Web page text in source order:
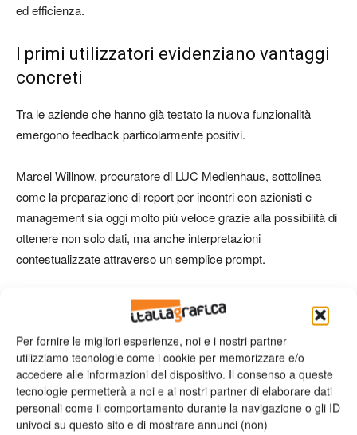
Per fornire le migliori esperienze, noi e i nostri partner
utilizziamo tecnologie come i cookie per memorizzare e/o
accedere alle informazioni del dispositivo. Il consenso a queste
tecnologie permetterà a noi e ai nostri partner di elaborare dati
personali come il comportamento durante la navigazione o gli ID
univoci su questo sito e di mostrare annunci (non)
ed efficienza.
I primi utilizzatori evidenziano vantaggi
concreti
Tra le aziende che hanno già testato la nuova funzionalità
emergono feedback particolarmente positivi.
Marcel Willnow, procuratore di LUC Medienhaus, sottolinea
come la preparazione di report per incontri con azionisti e
management sia oggi molto più veloce grazie alla possibilità di
ottenere non solo dati, ma anche interpretazioni
contestualizzate attraverso un semplice prompt.
Anche Christoph Affentranger, Managing Director di Printex
AG, evidenzia il valore dell’intelligenza artificiale come
strumento di supporto quotidiano per attività quali
troubleshooting, calibrazione e assistenza operativa.
Disponibile in oltre 18 lingue